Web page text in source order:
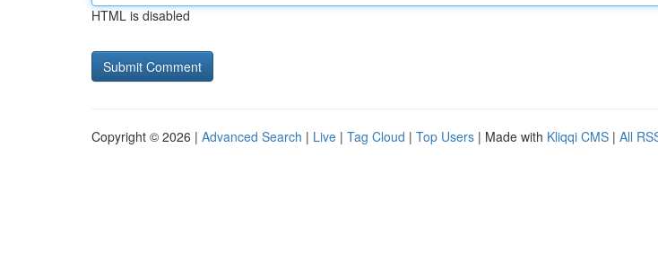
HTML is disabled
Copyright © 2026 | Advanced Search | Live | Tag Cloud | Top Users | Made with Kliqqi CMS | All